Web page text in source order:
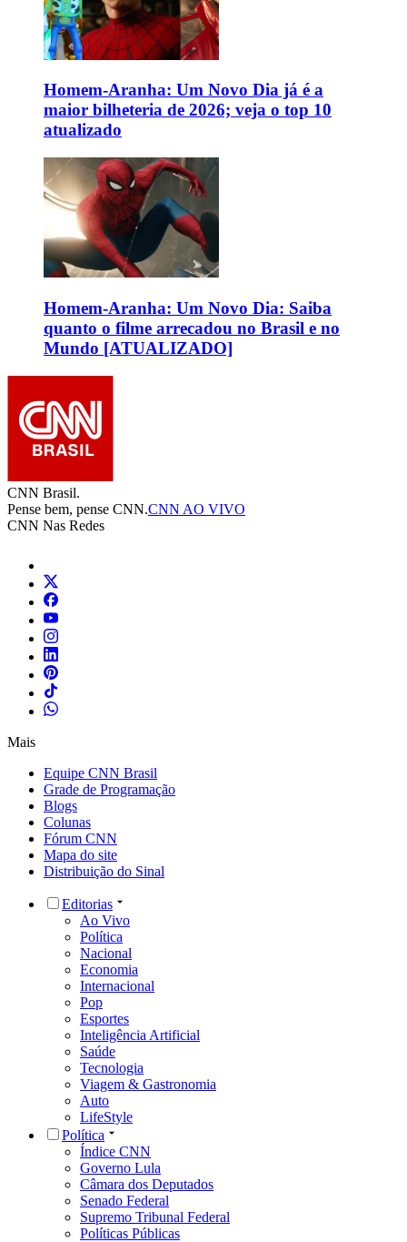
Homem-Aranha: Um Novo Dia já é a
maior bilheteria de 2026; veja o top 10
atualizado
Homem-Aranha: Um Novo Dia: Saiba
quanto o filme arrecadou no Brasil e no
Mundo [ATUALIZADO]
CNN Brasil.
Pense bem, pense CNN.CNN AO VIVO
CNN Nas Redes
Mais
Equipe CNN Brasil
Grade de Programação
Blogs
Colunas
Fórum CNN
Mapa do site
Distribuição do Sinal
Editorias
Ao Vivo
Política
Nacional
Economia
Internacional
Pop
Esportes
Inteligência Artificial
Saúde
Tecnologia
Viagem & Gastronomia
Auto
LifeStyle
Política
Índice CNN
Governo Lula
Câmara dos Deputados
Senado Federal
Supremo Tribunal Federal
Políticas Públicas